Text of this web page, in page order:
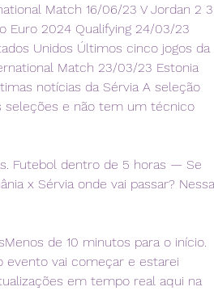
Match 16/06/23 V Jordan 2 3
Euro 2024 Qualifying 24/03/23
Unidos Últimos cinco jogos da
Match 23/03/23 Estonia
notícias da Sérvia A seleção
seleções e não tem um técnico
Futebol dentro de 5 horas — Se
x Sérvia onde vai passar? Nessa
de 10 minutos para o início.
evento vai começar e estarei
em tempo real aqui na